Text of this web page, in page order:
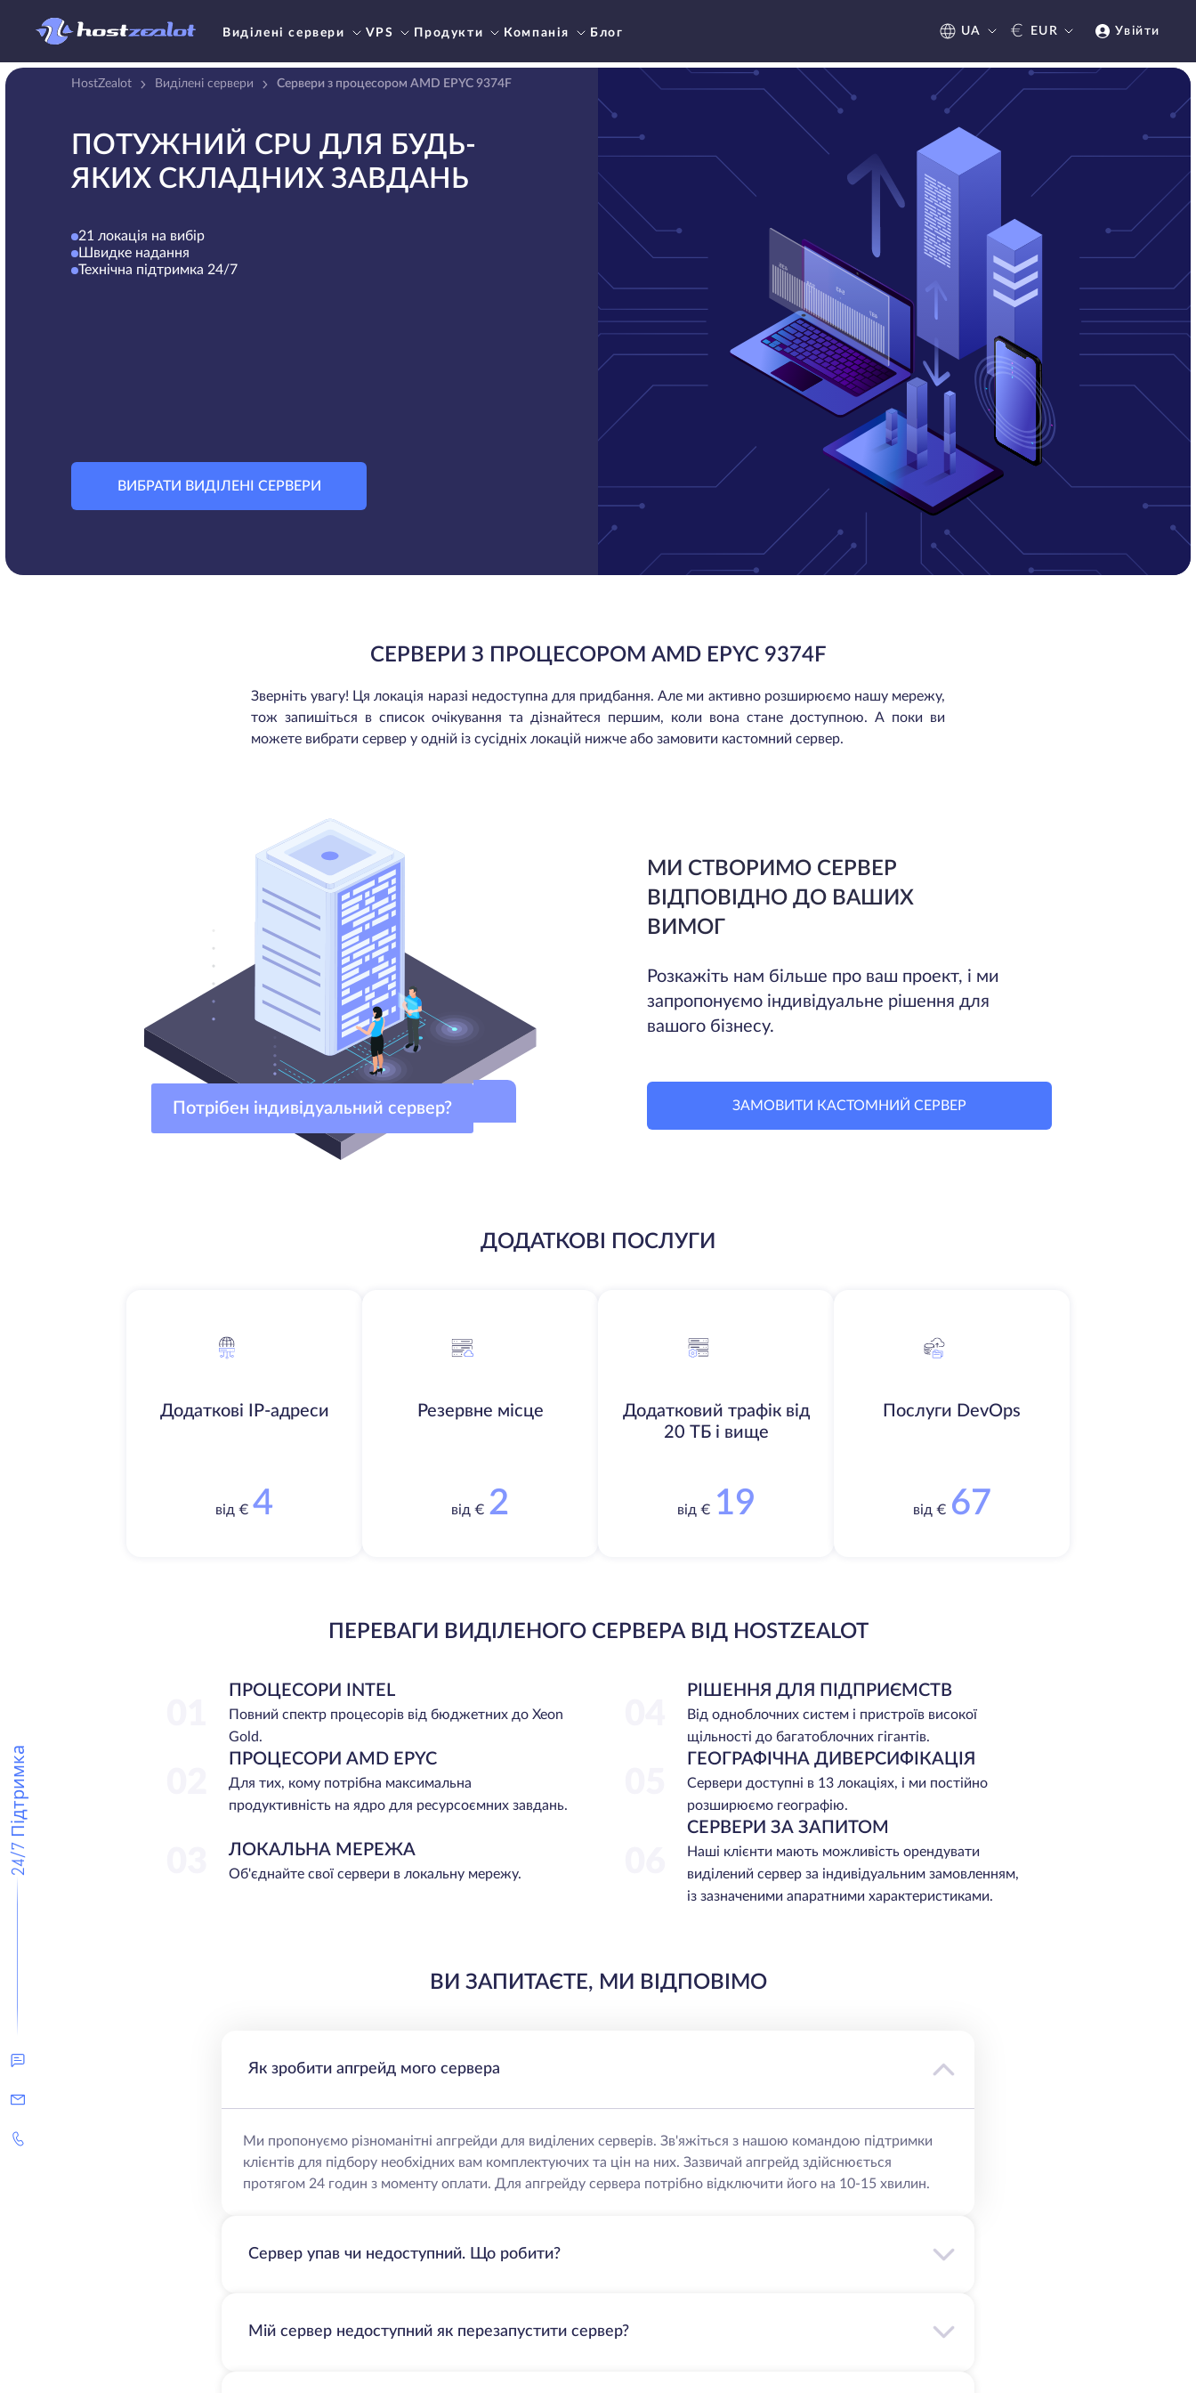
Виділені сервери VPS Продукти Компанія Блог UA € EUR Увійти
24/7 Підтримка
HostZealot Виділені сервери Сервери з процесором AMD EPYC 9374F
ПОТУЖНИЙ CPU ДЛЯ БУДЬ-
ЯКИХ СКЛАДНИХ ЗАВДАНЬ
21 локація на вибір
Швидке надання
Технічна підтримка 24/7
ВИБРАТИ ВИДІЛЕНІ СЕРВЕРИ
СЕРВЕРИ З ПРОЦЕСОРОМ AMD EPYC 9374F
Зверніть увагу! Ця локація наразі недоступна для придбання. Але ми активно розширюємо нашу мережу,
тож запишіться в список очікування та дізнайтеся першим, коли вона стане доступною. А поки ви
можете вибрати сервер у одній із сусідніх локацій нижче або замовити кастомний сервер.
Потрібен індивідуальний сервер?
МИ СТВОРИМО СЕРВЕР
ВІДПОВІДНО ДО ВАШИХ
ВИМОГ
Розкажіть нам більше про ваш проект, і ми
запропонуємо індивідуальне рішення для
вашого бізнесу.
ЗАМОВИТИ КАСТОМНИЙ СЕРВЕР
ДОДАТКОВІ ПОСЛУГИ
Додаткові IP-адреси
від € 4
Резервне місце
від € 2
Додатковий трафік від
20 ТБ і вище
від € 19
Послуги DevOps
від € 67
ПЕРЕВАГИ ВИДІЛЕНОГО СЕРВЕРА ВІД HOSTZEALOT
ПРОЦЕСОРИ INTEL
Повний спектр процесорів від бюджетних до Xeon
Gold.
РІШЕННЯ ДЛЯ ПІДПРИЄМСТВ
Від одноблочних систем і пристроїв високої
щільності до багатоблочних гігантів.
ПРОЦЕСОРИ AMD EPYC
Для тих, кому потрібна максимальна
продуктивність на ядро для ресурсоємних завдань.
ГЕОГРАФІЧНА ДИВЕРСИФІКАЦІЯ
Сервери доступні в 13 локаціях, і ми постійно
розширюємо географію.
ЛОКАЛЬНА МЕРЕЖА
Об'єднайте свої сервери в локальну мережу.
СЕРВЕРИ ЗА ЗАПИТОМ
Наші клієнти мають можливість орендувати
виділений сервер за індивідуальним замовленням,
із зазначеними апаратними характеристиками.
ВИ ЗАПИТАЄТЕ, МИ ВІДПОВІМО
Як зробити апгрейд мого сервера
Ми пропонуємо різноманітні апгрейди для виділених серверів. Зв'яжіться з нашою командою підтримки
клієнтів для підбору необхідних вам комплектуючих та цін на них. Зазвичай апгрейд здійснюється
протягом 24 годин з моменту оплати. Для апгрейду сервера потрібно відключити його на 10-15 хвилин.
Сервер упав чи недоступний. Що робити?
Мій сервер недоступний як перезапустити сервер?